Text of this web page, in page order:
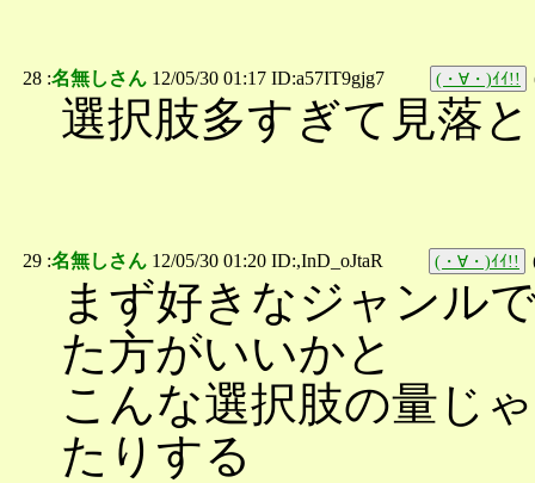
28 :名無しさん 12/05/30 01:17 ID:a57IT9gjg7 (・∀・)ｲｲ!!
選択肢多すぎて見落
29 :名無しさん 12/05/30 01:20 ID:,InD_oJtaR (・∀・)ｲｲ!!
まず好きなジャンル
た方がいいかと
こんな選択肢の量じ
たりする